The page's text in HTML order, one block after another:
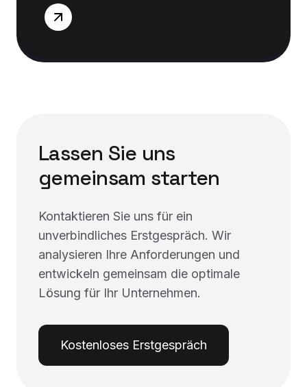
Lassen Sie uns
gemeinsam starten
Kontaktieren Sie uns für ein
unverbindliches Erstgespräch. Wir
analysieren Ihre Anforderungen und
entwickeln gemeinsam die optimale
Lösung für Ihr Unternehmen.
Kostenloses Erstgespräch